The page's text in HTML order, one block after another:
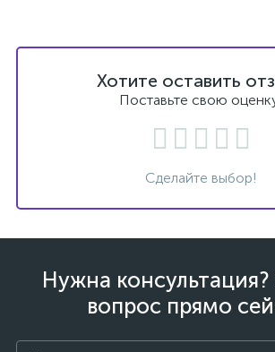
Хотите оставить
Поставьте свою
Сделайте выбор!
Нужна консультация?
вопрос прямо